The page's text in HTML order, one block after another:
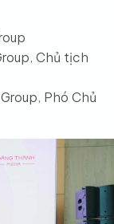
Chủ tịch
Phó Chủ